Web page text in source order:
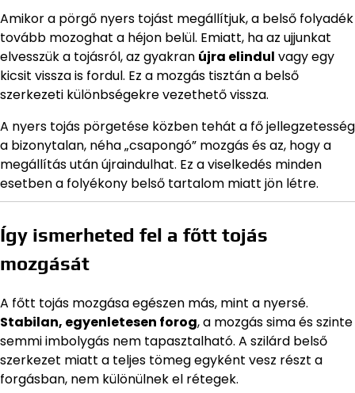
Amikor a pörgő nyers tojást megállítjuk, a belső folyadék
tovább mozoghat a héjon belül. Emiatt, ha az ujjunkat
elvesszük a tojásról, az gyakran újra elindul vagy egy
kicsit vissza is fordul. Ez a mozgás tisztán a belső
szerkezeti különbségekre vezethető vissza.
A nyers tojás pörgetése közben tehát a fő jellegzetesség
a bizonytalan, néha „csapongó” mozgás és az, hogy a
megállítás után újraindulhat. Ez a viselkedés minden
esetben a folyékony belső tartalom miatt jön létre.
Így ismerheted fel a főtt tojás
mozgását
A főtt tojás mozgása egészen más, mint a nyersé.
Stabilan, egyenletesen forog, a mozgás sima és szinte
semmi imbolygás nem tapasztalható. A szilárd belső
szerkezet miatt a teljes tömeg egyként vesz részt a
forgásban, nem különülnek el rétegek.